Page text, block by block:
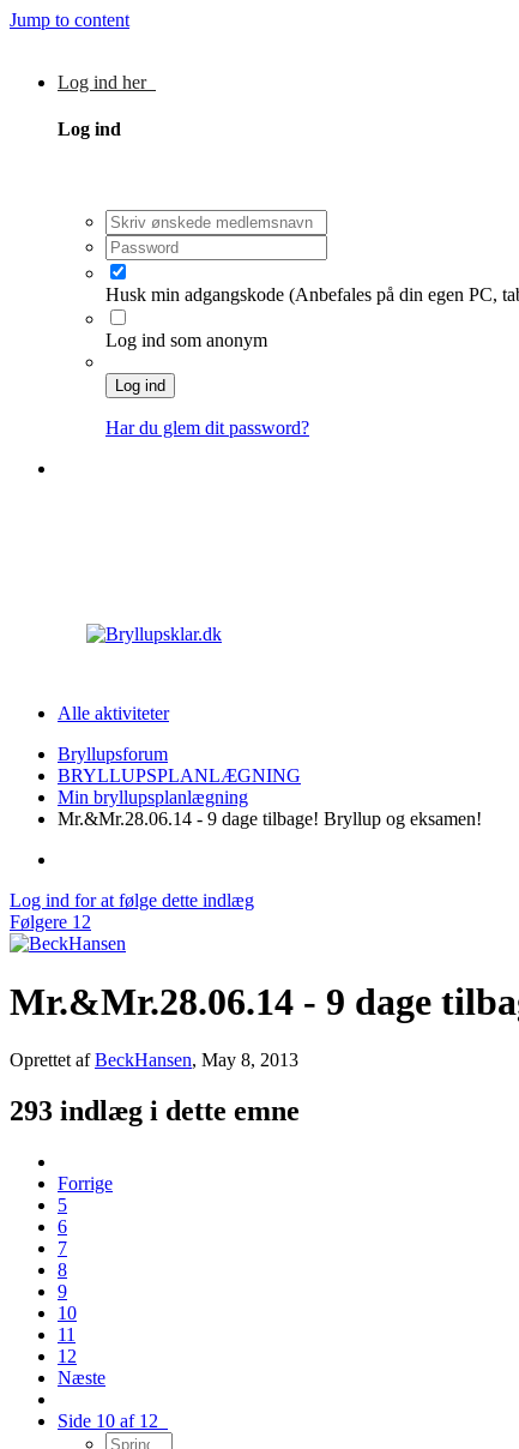
Jump to content
Log ind her
Log ind
Husk min adgangskode (Anbefales på din egen PC,
Log ind som anonym
Log ind
Har du glem dit password?
Alle aktiviteter
Bryllupsforum
BRYLLUPSPLANLÆGNING
Min bryllupsplanlægning
Mr.&Mr.28.06.14 - 9 dage tilbage! Bryllup og eksamen!
Log ind for at følge dette indlæg
Følgere 12
Mr.&Mr.28.06.14 - 9 dage
Oprettet afBeckHansen, May 8, 2013
293 indlæg i dette emne
Forrige
5
6
7
8
9
10
11
12
Næste
Side 10 af 12